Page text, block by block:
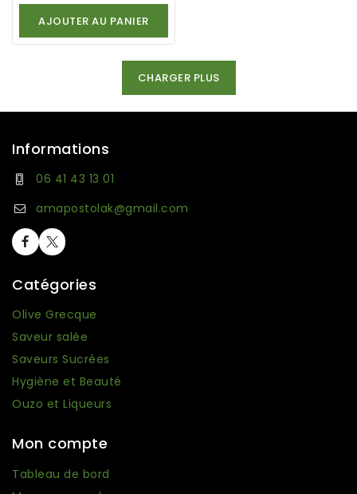
AJOUTER AU PANIER
CHARGER PLUS
Informations
06 41 43 13 01
amapostolak@gmail.com
Catégories
Olive Grecque
Saveur salée
Saveurs Sucrées
Hygiène et Beauté
Ouzo et Liqueurs
Mon compte
Tableau de bord